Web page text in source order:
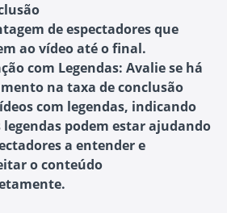
de espectadores que
ao vídeo até o final.
com Legendas: Avalie se há
na taxa de conclusão
com legendas, indicando
legendas podem estar ajudando
a entender e
o conteúdo